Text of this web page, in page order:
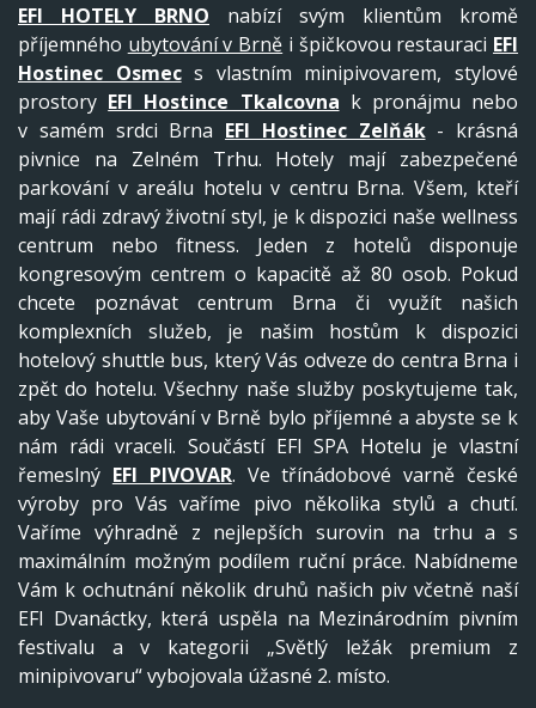
EFI HOTELY BRNO nabízí svým klientům kromě
příjemného ubytování v Brně i špičkovou restauraci EFI
Hostinec Osmecs vlastním minipivovarem, stylové
prostory EFI Hostince Tkalcovna k pronájmu nebo
v samém srdci Brna EFI Hostinec Zelňák- krásná
pivnice na Zelném Trhu. Hotely mají zabezpečené
parkování v areálu hotelu v centru Brna. Všem, kteří
mají rádi zdravý životní styl, je k dispozici naše wellness
centrum nebo fitness. Jeden z hotelů disponuje
kongresovým centrem o kapacitě až 80 osob. Pokud
chcete poznávat centrum Brna či využít našich
komplexních služeb, je našim hostům k dispozici
hotelový shuttle bus, který Vás odveze do centra Brna i
zpět do hotelu. Všechny naše služby poskytujeme tak,
aby Vaše ubytování v Brně bylo příjemné a abyste se k
nám rádi vraceli. Součástí EFI SPA Hotelu je vlastní
řemeslný EFI PIVOVAR. Ve třínádobové varně české
výroby pro Vás vaříme pivo několika stylů a chutí.
Vaříme výhradně z nejlepších surovin na trhu a s
maximálním možným podílem ruční práce. Nabídneme
Vám k ochutnání několik druhů našich piv včetně naší
EFI Dvanáctky, která uspěla na Mezinárodním pivním
festivalu a v kategorii „Světlý ležák premium z
minipivovaru“ vybojovala úžasné 2. místo.